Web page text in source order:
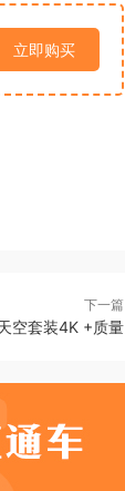
立即购买
下一篇
空套装4K +质量